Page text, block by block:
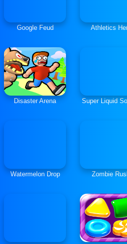
Google Feud Athletics
Disaster Arena Super Liquid
Watermelon Drop Zombie